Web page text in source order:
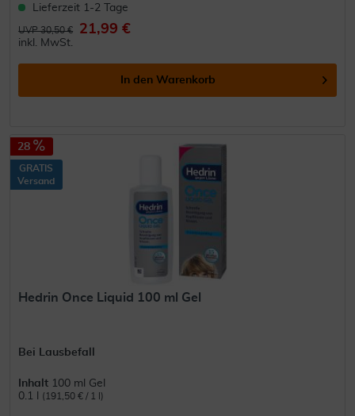
Lieferzeit 1-2 Tage
UVP 30,50 € 21,99 €
inkl. MwSt.
In den Warenkorb
28
GRATIS
Versand
Hedrin Once Liquid 100 ml Gel
Bei Lausbefall
Inhalt 100 ml Gel
0.1 l
(191,50 € / 1 l)